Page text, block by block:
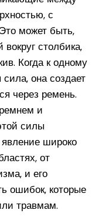
с
может быть,
столбика,
Когда к одному
она создает
через ремень.
и
силы
явление широко
от
и его
ошибок, которые
травмам.